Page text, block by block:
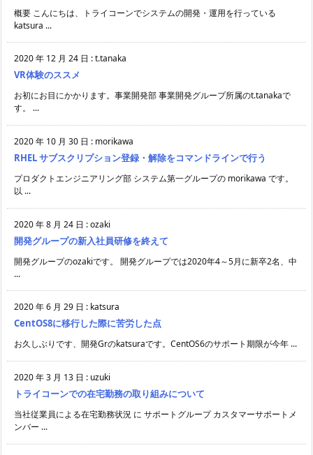
概要 こんにちは、トライコーンでシステムの開発・運用を行っている
katsura ...
2020 年 12 月 24 日 :t.tanaka
VR体験のススメ
お初にお目にかかります。事業開発部 事業開発グループ所属のt.tanakaで
す。 ...
2020 年 10 月 30 日 : morikawa
RHEL サブスクリプション登録・解除をコマンドラインで行う
プロダクトエンジニアリング部 システム第一グループの morikawa です。
以 ...
2020 年 8 月 24 日 :ozaki
開発グループの新入社員研修を終えて
開発グループのozakiです。 開発グループでは2020年4～5月に新卒2名、中
...
2020 年 6 月 29 日 : katsura
CentOS8に移行した際に苦労した点
お久しぶりです、開発Grのkatsuraです。CentOS6のサポート期限が今年 ...
2020 年 3 月 13 日 : uzuki
トライコーンでの在宅勤務の取り組みについて
当社従業員による在宅勤務状況 に サポートグループ カスタマーサポートメ
ンバー ...